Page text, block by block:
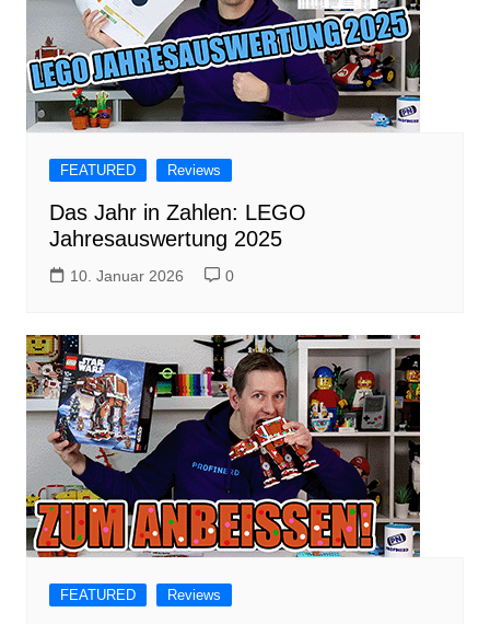
FEATURED Reviews
Das Jahr in Zahlen: LEGO
Jahresauswertung 2025
10. Januar 2026 0
FEATURED Reviews